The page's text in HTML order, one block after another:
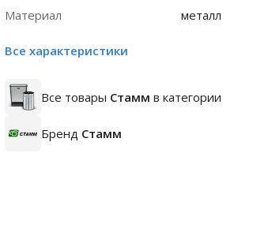
Материал металл
Все характеристики
Все товары Стамм в категории
Бренд Стамм